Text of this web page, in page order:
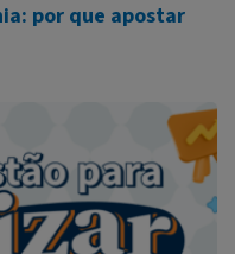
por que apostar